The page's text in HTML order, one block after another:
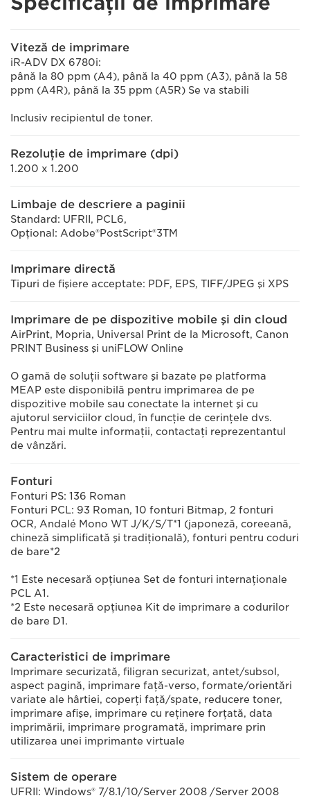
Viteză de imprimare
iR-ADV DX 6780i:
până la 80 ppm (A4), până la 40 ppm (A3), până la 58
ppm (A4R), până la 35 ppm (A5R) Se va stabili
Inclusiv recipientul de toner.
Rezoluţie de imprimare (dpi)
1.200 x 1.200
Limbaje de descriere a paginii
Standard: UFRII, PCL6,
Opţional: Adobe®PostScript®3TM
Imprimare directă
Tipuri de fişiere acceptate: PDF, EPS, TIFF/JPEG şi XPS
Imprimare de pe dispozitive mobile şi din cloud
AirPrint, Mopria, Universal Print de la Microsoft, Canon
PRINT Business şi uniFLOW Online
O gamă de soluţii software şi bazate pe platforma
MEAP este disponibilă pentru imprimarea de pe
dispozitive mobile sau conectate la internet şi cu
ajutorul serviciilor cloud, în funcţie de cerinţele dvs.
Pentru mai multe informaţii, contactaţi reprezentantul
de vânzări.
Fonturi
Fonturi PS: 136 Roman
Fonturi PCL: 93 Roman, 10 fonturi Bitmap, 2 fonturi
OCR, Andalé Mono WT J/K/S/T*1 (japoneză, coreeană,
chineză simplificată şi tradiţională), fonturi pentru coduri
de bare*2
*1 Este necesară opţiunea Set de fonturi internaţionale
PCL A1.
*2 Este necesară opţiunea Kit de imprimare a codurilor
de bare D1.
Caracteristici de imprimare
Imprimare securizată, filigran securizat, antet/subsol,
aspect pagină, imprimare faţă-verso, formate/orientări
variate ale hârtiei, coperţi faţă/spate, reducere toner,
imprimare afişe, imprimare cu reţinere forţată, data
imprimării, imprimare programată, imprimare prin
utilizarea unei imprimante virtuale
Sistem de operare
UFRII: Windows® 7/8.1/10/Server 2008 /Server 2008